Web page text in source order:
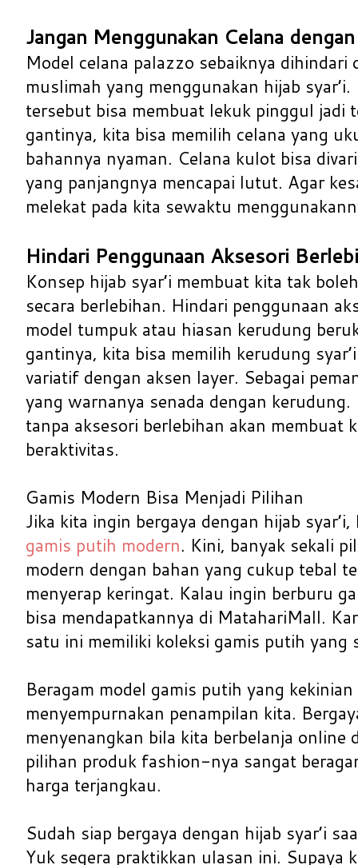
Jangan Menggunakan Celana
Model celana palazzo sebaiknya dihindari
muslimah yang menggunakan hijab
tersebut bisa membuat lekuk pinggul jadi
gantinya, kita bisa memilih celana yang
bahannya nyaman. Celana kulot bisa
yang panjangnya mencapai lutut. Agar
melekat pada kita sewaktu
Hindari Penggunaan Aksesori
Konsep hijab syar’i membuat kita tak
secara berlebihan. Hindari penggunaan
model tumpuk atau hiasan kerudung
gantinya, kita bisa memilih kerudung
variatif dengan aksen layer. Sebagai
yang warnanya senada dengan
tanpa aksesori berlebihan akan membuat
beraktivitas.
Gamis Modern Bisa Menjadi Pilihan
Jika kita ingin bergaya dengan hijab
gamis putih modern. Kini, banyak sekali
modern dengan bahan yang cukup tebal
menyerap keringat. Kalau ingin berburu
bisa mendapatkannya di MatahariMall.
satu ini memiliki koleksi gamis putih yang
Beragam model gamis putih yang
menyempurnakan penampilan kita.
menyenangkan bila kita berbelanja online
pilihan produk fashion-nya sangat
harga terjangkau.
Sudah siap bergaya dengan hijab syar’i
Yuk segera praktikkan ulasan ini. Supaya